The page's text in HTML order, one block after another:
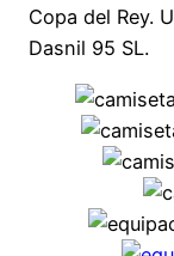
Copa del Rey.
Dasnil 95 SL.